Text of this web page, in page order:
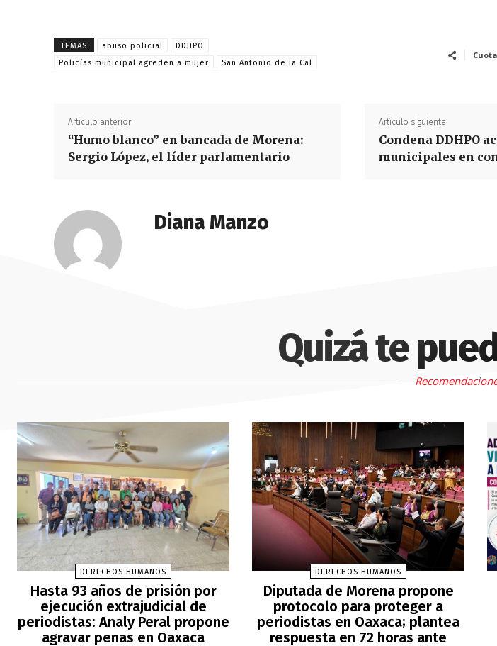
TEMAS abuso policial
DDHPO
Policías municipal agreden a mujer
San Antonio de la Cal
Cuota
Artículo anterior
“Humo blanco” en bancada de Morena:
Sergio López, el líder parlamentario
Artículo siguiente
Condena DDHPO
municipales en
Diana Manzo
Quizá te
DERECHOS HUMANOS
Hasta 93 años de prisión por
ejecución extrajudicial de
periodistas: Analy Peral propone
agravar penas en Oaxaca
DERECHOS HUMANOS
Diputada de Morena propone
protocolo para proteger a
periodistas en Oaxaca; plantea
respuesta en 72 horas ante